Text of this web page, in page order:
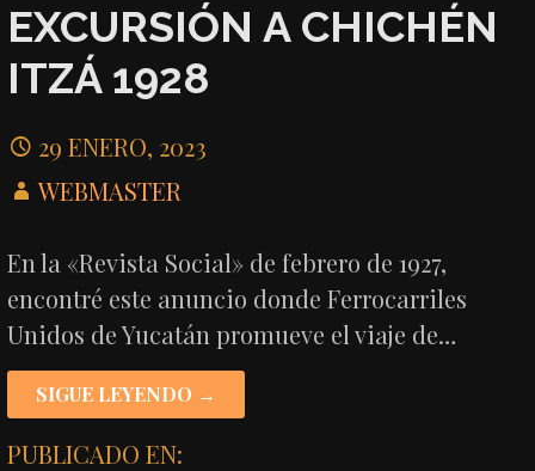
EXCURSIÓN A CHICHÉN
ITZÁ 1928
29 ENERO, 2023
WEBMASTER
En la «Revista Social» de febrero de 1927,
encontré este anuncio donde Ferrocarriles
Unidos de Yucatán promueve el viaje de…
SIGUE LEYENDO →
PUBLICADO EN: